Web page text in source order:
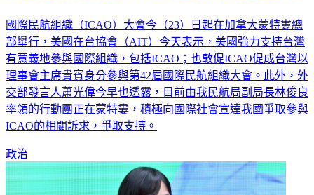
國際民航組織（ICAO）大會今（23）日起在加拿大蒙特婁總
部舉行，美國在台協會（AIT）今天表示，美國強力支持台灣
有意義地參與國際組織，包括ICAO；也敦促ICAO促成台灣以
理事會主席貴賓身分參與第42屆國際民航組織大會。此外，外
交部發言人蕭光偉今早也透露，目前由我民航局副局長林俊良
率領的行動團正在蒙特婁，積極向國際社會宣達我國爭取參與
ICAO的相關訴求，爭取支持。
政治